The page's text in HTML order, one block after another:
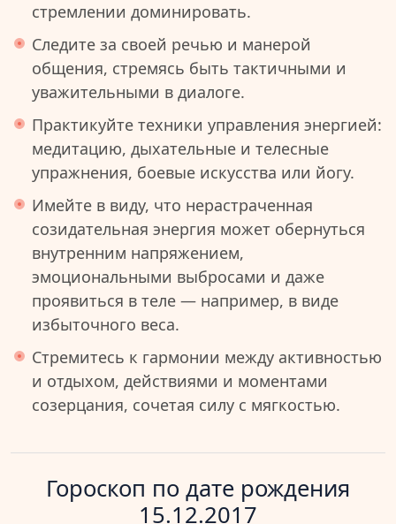
стремлении доминировать.
Следите за своей речью и манерой
общения, стремясь быть тактичными и
уважительными в диалоге.
Практикуйте техники управления энергией:
медитацию, дыхательные и телесные
упражнения, боевые искусства или йогу.
Имейте в виду, что нерастраченная
созидательная энергия может обернуться
внутренним напряжением,
эмоциональными выбросами и даже
проявиться в теле — например, в виде
избыточного веса.
Стремитесь к гармонии между активностью
и отдыхом, действиями и моментами
созерцания, сочетая силу с мягкостью.
Гороскоп по дате рождения
15.12.2017